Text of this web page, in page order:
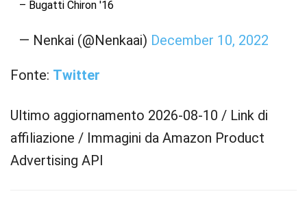
– Bugatti Chiron '16
— Nenkai (@Nenkaai) December 10, 2022
Fonte: Twitter
Ultimo aggiornamento 2026-08-10 / Link di
affiliazione / Immagini da Amazon Product
Advertising API